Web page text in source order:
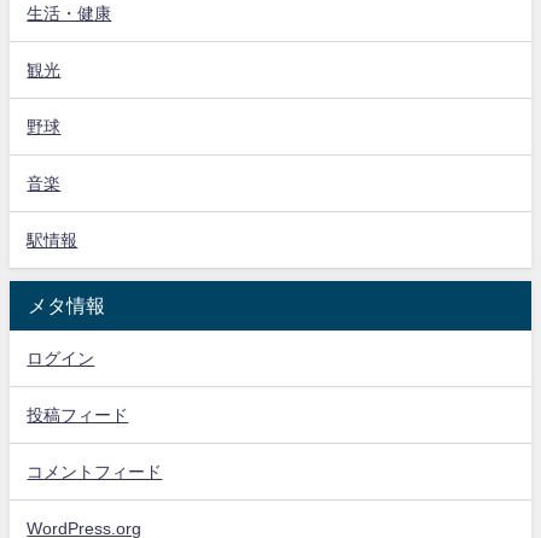
生活・健康
観光
野球
音楽
駅情報
メタ情報
ログイン
投稿フィード
コメントフィード
WordPress.org